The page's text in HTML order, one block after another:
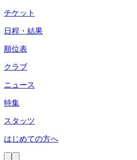
チケット
日程・結果
順位表
クラブ
ニュース
特集
スタッツ
はじめての方へ